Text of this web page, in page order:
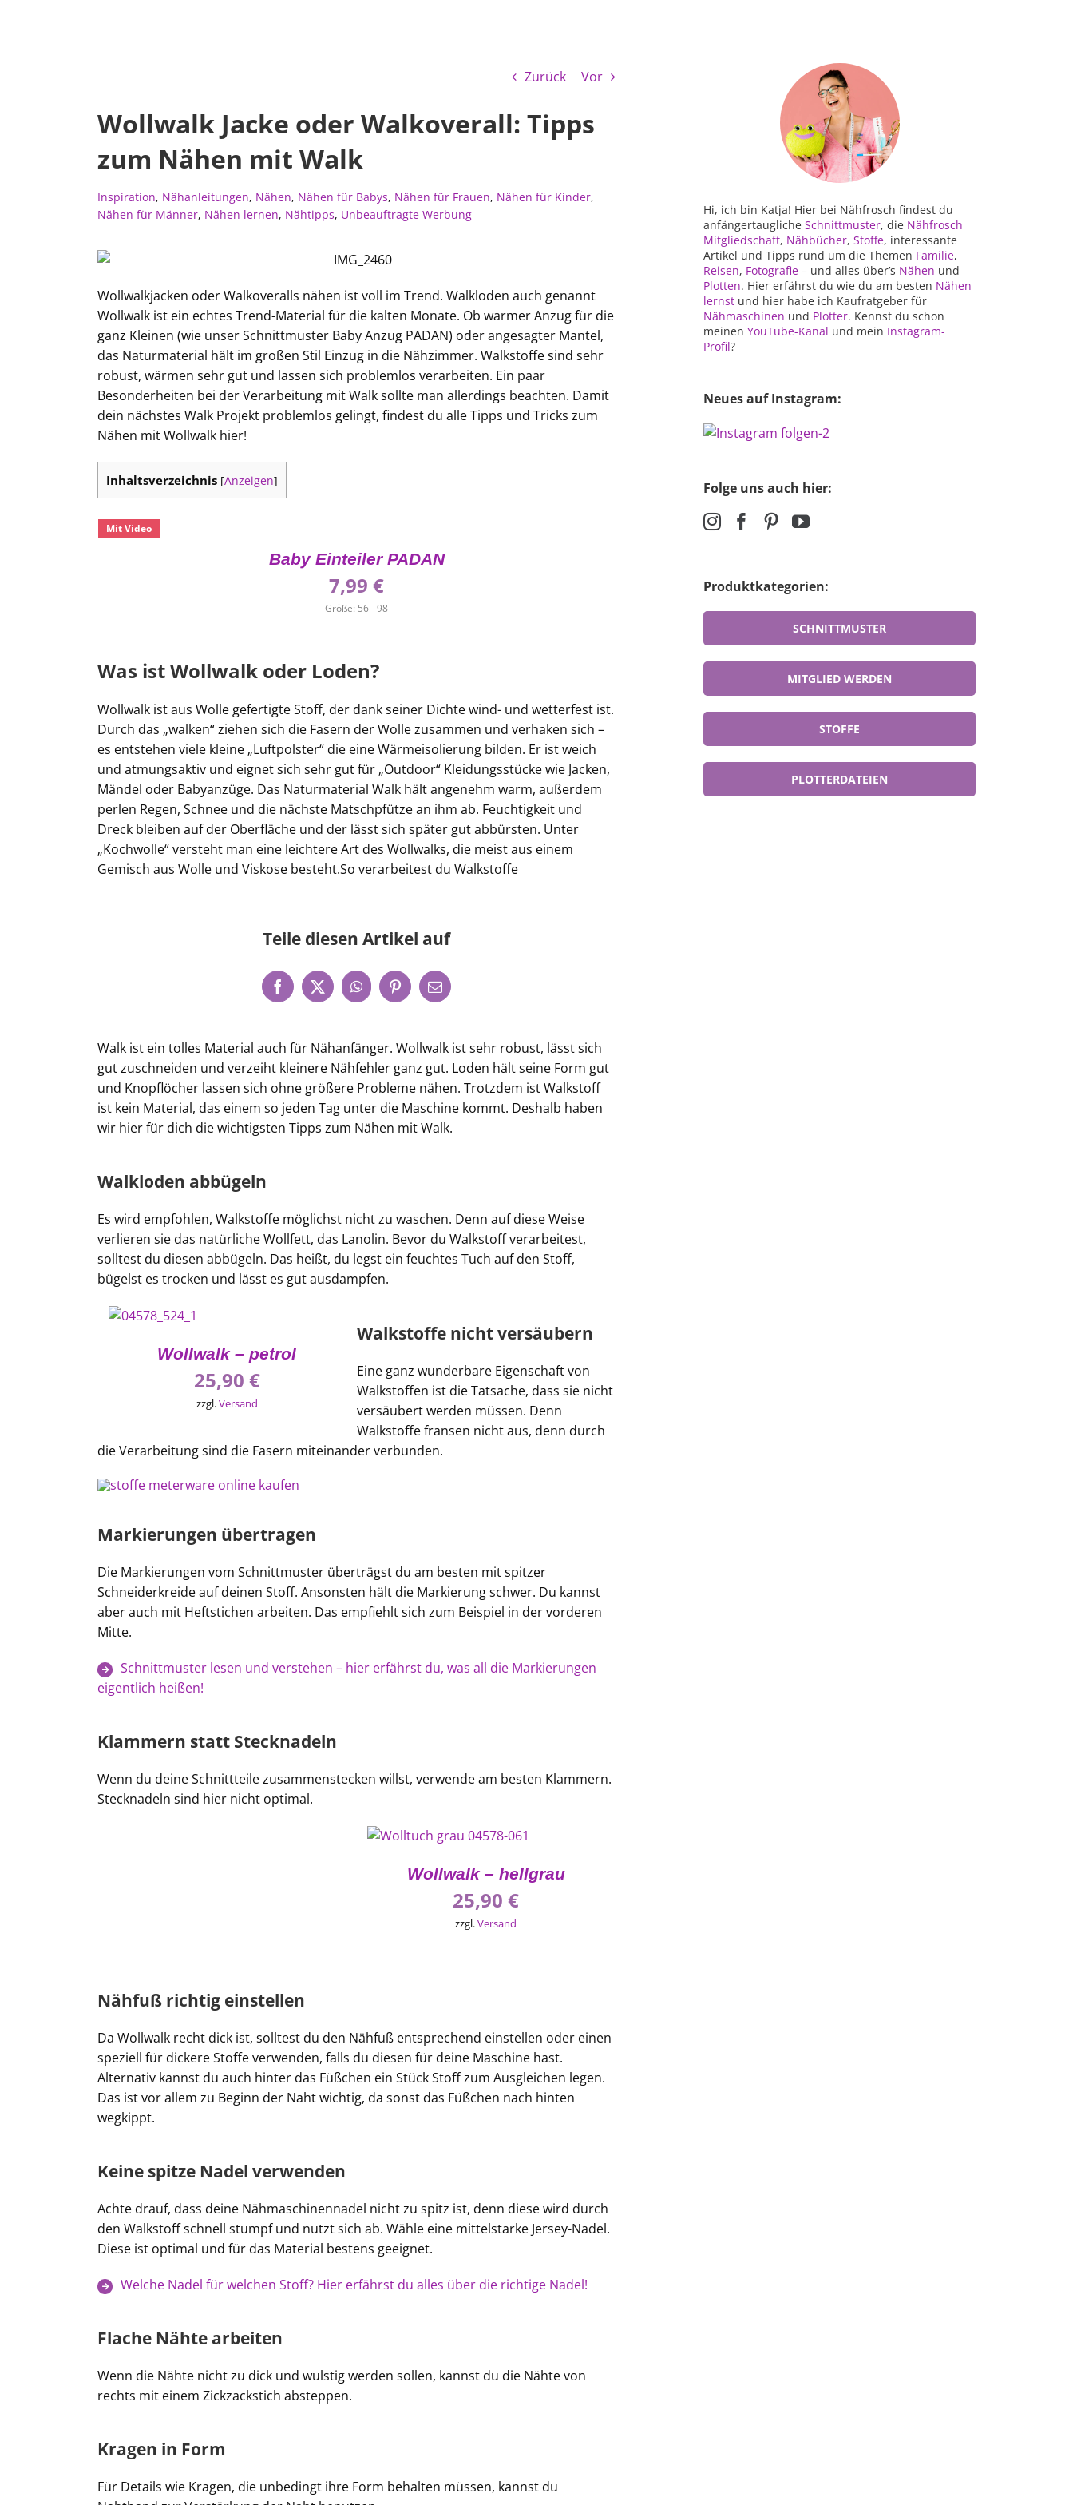
Zurück Vor
Wollwalk Jacke oder Walkoverall: Tipps
zum Nähen mit Walk
Inspiration, Nähanleitungen, Nähen, Nähen für Babys, Nähen für Frauen, Nähen für Kinder,
Nähen für Männer, Nähen lernen, Nähtipps, Unbeauftragte Werbung
Wollwalkjacken oder Walkoveralls nähen ist voll im Trend. Walkloden auch genannt
Wollwalk ist ein echtes Trend-Material für die kalten Monate. Ob warmer Anzug für die
ganz Kleinen (wie unser Schnittmuster Baby Anzug PADAN) oder angesagter Mantel,
das Naturmaterial hält im großen Stil Einzug in die Nähzimmer. Walkstoffe sind sehr
robust, wärmen sehr gut und lassen sich problemlos verarbeiten. Ein paar
Besonderheiten bei der Verarbeitung mit Walk sollte man allerdings beachten. Damit
dein nächstes Walk Projekt problemlos gelingt, findest du alle Tipps und Tricks zum
Nähen mit Wollwalk hier!
Inhaltsverzeichnis [Anzeigen]
Mit Video
Baby Einteiler PADAN
7,99 €
Größe: 56 - 98
Was ist Wollwalk oder Loden?
Wollwalk ist aus Wolle gefertigte Stoff, der dank seiner Dichte wind- und wetterfest ist.
Durch das „walken“ ziehen sich die Fasern der Wolle zusammen und verhaken sich –
es entstehen viele kleine „Luftpolster“ die eine Wärmeisolierung bilden. Er ist weich
und atmungsaktiv und eignet sich sehr gut für „Outdoor“ Kleidungsstücke wie Jacken,
Mändel oder Babyanzüge. Das Naturmaterial Walk hält angenehm warm, außerdem
perlen Regen, Schnee und die nächste Matschpfütze an ihm ab. Feuchtigkeit und
Dreck bleiben auf der Oberfläche und der lässt sich später gut abbürsten. Unter
„Kochwolle“ versteht man eine leichtere Art des Wollwalks, die meist aus einem
Gemisch aus Wolle und Viskose besteht.So verarbeitest du Walkstoffe
Teile diesen Artikel auf
Walk ist ein tolles Material auch für Nähanfänger. Wollwalk ist sehr robust, lässt sich
gut zuschneiden und verzeiht kleinere Nähfehler ganz gut. Loden hält seine Form gut
und Knopflöcher lassen sich ohne größere Probleme nähen. Trotzdem ist Walkstoff
ist kein Material, das einem so jeden Tag unter die Maschine kommt. Deshalb haben
wir hier für dich die wichtigsten Tipps zum Nähen mit Walk.
Walkloden abbügeln
Es wird empfohlen, Walkstoffe möglichst nicht zu waschen. Denn auf diese Weise
verlieren sie das natürliche Wollfett, das Lanolin. Bevor du Walkstoff verarbeitest,
solltest du diesen abbügeln. Das heißt, du legst ein feuchtes Tuch auf den Stoff,
bügelst es trocken und lässt es gut ausdampfen.
Wollwalk – petrol
25,90 €
zzgl.Versand
Walkstoffe nicht versäubern
Eine ganz wunderbare Eigenschaft von
Walkstoffen ist die Tatsache, dass sie nicht
versäubert werden müssen. Denn
Walkstoffe fransen nicht aus, denn durch
die Verarbeitung sind die Fasern miteinander verbunden.
Markierungen übertragen
Die Markierungen vom Schnittmuster überträgst du am besten mit spitzer
Schneiderkreide auf deinen Stoff. Ansonsten hält die Markierung schwer. Du kannst
aber auch mit Heftstichen arbeiten. Das empfiehlt sich zum Beispiel in der vorderen
Mitte.
Schnittmuster lesen und verstehen – hier erfährst du, was all die Markierungen
eigentlich heißen!
Klammern statt Stecknadeln
Wenn du deine Schnittteile zusammenstecken willst, verwende am besten Klammern.
Stecknadeln sind hier nicht optimal.
Wollwalk – hellgrau
25,90€
zzgl.Versand
Nähfuß richtig einstellen
Da Wollwalk recht dick ist, solltest du den Nähfuß entsprechend einstellen oder einen
speziell für dickere Stoffe verwenden, falls du diesen für deine Maschine hast.
Alternativ kannst du auch hinter das Füßchen ein Stück Stoff zum Ausgleichen legen.
Das ist vor allem zu Beginn der Naht wichtig, da sonst das Füßchen nach hinten
wegkippt.
Keine spitze Nadel verwenden
Achte drauf, dass deine Nähmaschinennadel nicht zu spitz ist, denn diese wird durch
den Walkstoff schnell stumpf und nutzt sich ab. Wähle eine mittelstarke Jersey-Nadel.
Diese ist optimal und für das Material bestens geeignet.
Welche Nadel für welchen Stoff? Hier erfährst du alles über die richtige Nadel!
Flache Nähte arbeiten
Wenn die Nähte nicht zu dick und wulstig werden sollen, kannst du die Nähte von
rechts mit einem Zickzackstich absteppen.
Kragen in Form
Für Details wie Kragen, die unbedingt ihre Form behalten müssen, kannst du
Hi, ich bin Katja! Hier bei Nähfrosch findest du
anfängertaugliche Schnittmuster, die Nähfrosch
Mitgliedschaft, Nähbücher, Stoffe, interessante
Artikel und Tipps rund um die Themen Familie,
Reisen, Fotografie – und alles über’s Nähen und
Plotten. Hier erfährst du wie du am besten Nähen
lernst und hier habe ich Kaufratgeber für
Nähmaschinen und Plotter. Kennst du schon
meinen YouTube-Kanal und mein Instagram-
Profil?
Neues auf Instagram:
Folge uns auch hier:
Produktkategorien:
SCHNITTMUSTER
MITGLIED WERDEN
STOFFE
PLOTTERDATEIEN